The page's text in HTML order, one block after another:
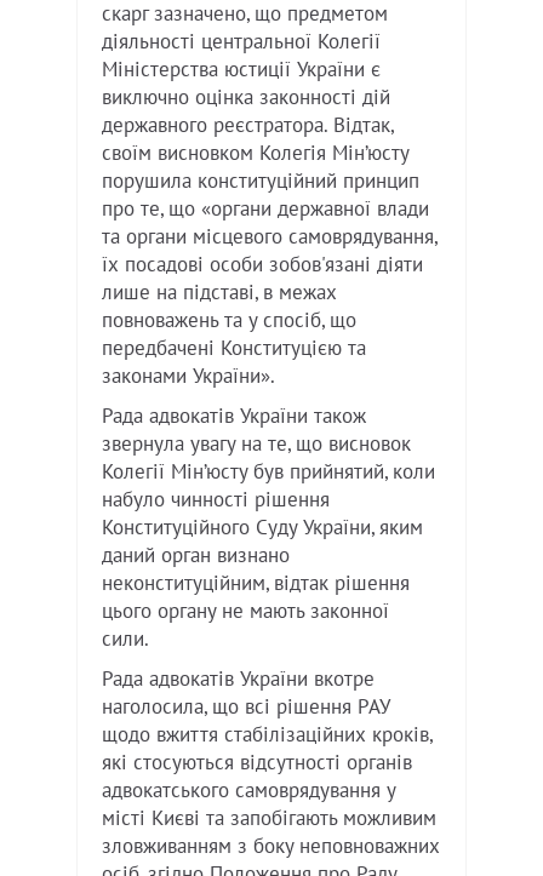
скарг зазначено, що предметом
діяльності центральної Колегії
Міністерства юстиції України є
виключно оцінка законності дій
державного реєстратора. Відтак,
своїм висновком Колегія Мін’юсту
порушила конституційний принцип
про те, що «органи державної влади
та органи місцевого самоврядування,
їх посадові особи зобов'язані діяти
лише на підставі, в межах
повноважень та у спосіб, що
передбачені Конституцією та
законами України».
Рада адвокатів України також
звернула увагу на те, що висновок
Колегії Мін’юсту був прийнятий, коли
набуло чинності рішення
Конституційного Суду України, яким
даний орган визнано
неконституційним, відтак рішення
цього органу не мають законної
сили.
Рада адвокатів України вкотре
наголосила, що всі рішення РАУ
щодо вжиття стабілізаційних кроків,
які стосуються відсутності органів
адвокатського самоврядування у
місті Києві та запобігають можливим
зловживанням з боку неповноважних